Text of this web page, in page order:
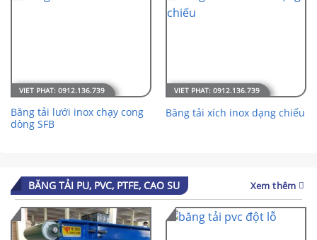
Băng tải lưới inox chạy cong
dòng SFB
Băng tải xích inox dạng chiếu
BĂNG TẢI PU, PVC, PTFE, CAO SU Xem thêm